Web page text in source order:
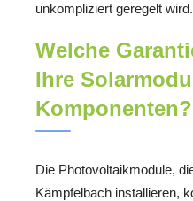
unkompliziert geregelt wird.
Welche
Ihre
Komponenten?
Die Photovoltaikmodule,
Kämpfelbach installieren,